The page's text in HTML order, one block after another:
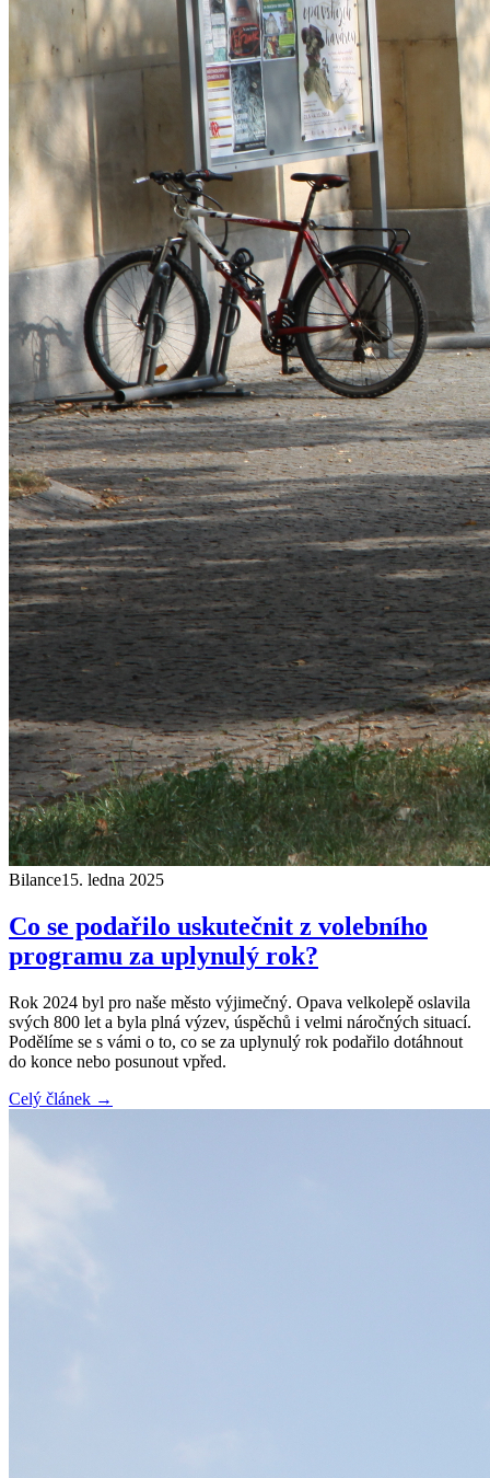
Bilance15. ledna 2025
Co se podařilo uskutečnit z volebního
programu za uplynulý rok?
Rok 2024 byl pro naše město výjimečný. Opava velkolepě oslavila
svých 800 let a byla plná výzev, úspěchů i velmi náročných situací.
Podělíme se s vámi o to, co se za uplynulý rok podařilo dotáhnout
do konce nebo posunout vpřed.
Celý článek →